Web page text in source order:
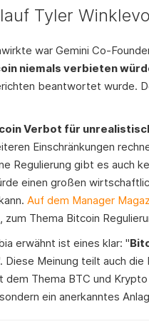
Tyler
war Gemini Co-
niemals verbieten
beantwortet wurde.
Verbot für
Einschränkungen
Regulierung gibt es auch
einen großen
Auf dem Manager
Thema Bitcoin
erwähnt ist eines klar: "
Diese Meinung teilt auch
dem Thema BTC und
ein anerkanntes